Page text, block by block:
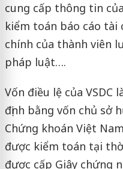
cung cấp thông tin
kiểm toán báo cáo tài
chính của thành viên
pháp luật….
Vốn điều lệ của VSDC
định bằng vốn chủ sở
Chứng khoán Việt
được kiểm toán tại
được cấp Giây chứng